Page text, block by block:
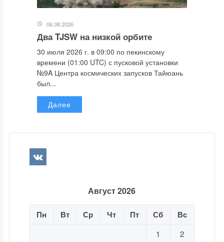
06.08.2026
Два TJSW на низкой орбите
30 июля 2026 г. в 09:00 по пекинскому
времени (01:00 UTC) с пусковой установки
№9A Центра космических запусков Тайюань
был...
Далее
Август 2026
Пн Вт Ср Чт Пт Сб Вс
1
2